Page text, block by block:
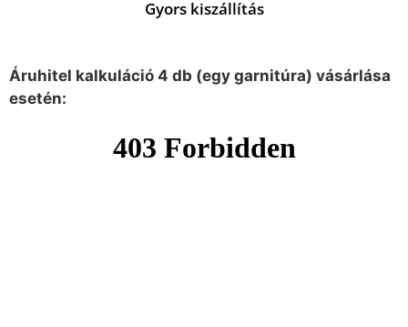
Gyors kiszállítás
Áruhitel kalkuláció 4 db (egy garnitúra) vásárlása
esetén: